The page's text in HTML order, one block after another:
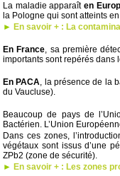
La maladie apparaît en
la Pologne qui sont atteints
► En savoir + : La
En France, sa première
importants sont repérés dans
En PACA, la présence de la
du Vaucluse).
Beaucoup de pays de
Bactérien. L’Union
Dans ces zones,
végétaux sont issus d’une
ZPb2 (zone de sécurité).
► En savoir + : Les zones